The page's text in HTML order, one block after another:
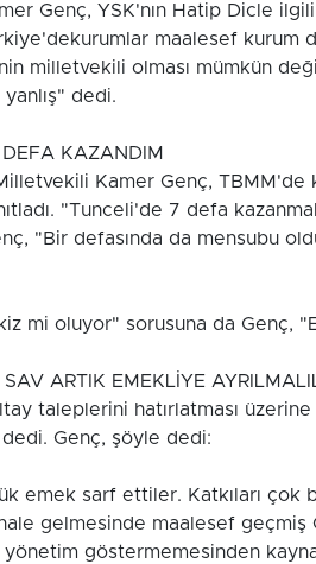
Genç, YSK'nın Hatip Dicle
maalesef kurum
milletvekili olması mümkün
dedi.
KAZANDIM
Kamer Genç, TBMM'de
"Tunceli'de 7 defa
"Bir defasında da mensubu
mi oluyor" sorusuna da Genç,
ARTIK EMEKLİYE
taleplerini hatırlatması
dedi. Genç, şöyle dedi:
emek sarf ettiler. Katkıları çok
gelmesinde maalesef geçmiş
yönetim göstermemesinden